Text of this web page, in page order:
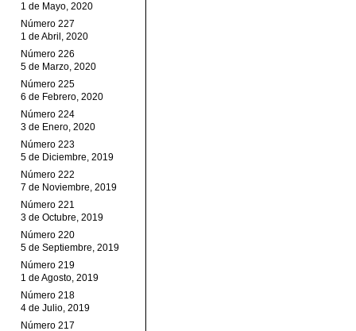
1 de Mayo, 2020
Número 227
1 de Abril, 2020
Número 226
5 de Marzo, 2020
Número 225
6 de Febrero, 2020
Número 224
3 de Enero, 2020
Número 223
5 de Diciembre, 2019
Número 222
7 de Noviembre, 2019
Número 221
3 de Octubre, 2019
Número 220
5 de Septiembre, 2019
Número 219
1 de Agosto, 2019
Número 218
4 de Julio, 2019
Número 217